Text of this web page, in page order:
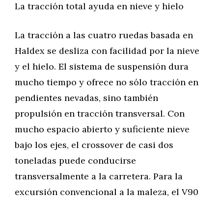
La tracción total ayuda en nieve y hielo
La tracción a las cuatro ruedas basada en
Haldex se desliza con facilidad por la nieve
y el hielo. El sistema de suspensión dura
mucho tiempo y ofrece no sólo tracción en
pendientes nevadas, sino también
propulsión en tracción transversal. Con
mucho espacio abierto y suficiente nieve
bajo los ejes, el crossover de casi dos
toneladas puede conducirse
transversalmente a la carretera. Para la
excursión convencional a la maleza, el V90